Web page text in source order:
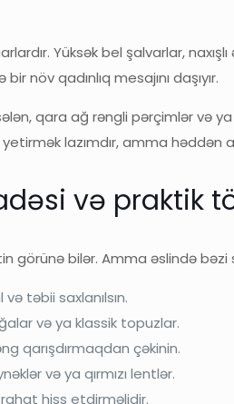
Yüksək bel şalvarlar,
növ qadınlıq mesajını daşıyır.
qara ağ rəngli pərçimlər və
lazımdır, amma həddən
və praktik
bilər. Amma əslində
təbii saxlanılsın.
və ya klassik topuzlar.
qarışdırmaqdan çəkinin.
və ya qırmızı lentlər.
hiss etdirməlidir.